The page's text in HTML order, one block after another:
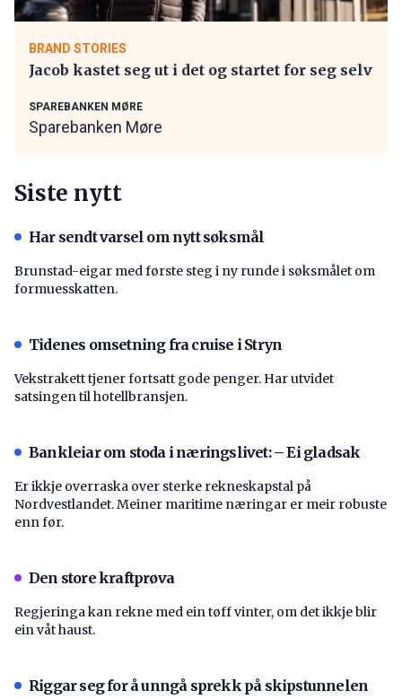
BRAND STORIES
Jacob kastet seg ut i det og startet for seg selv
SPAREBANKEN MØRE
Sparebanken Møre
Siste nytt
Har sendt varsel om nytt søksmål
Brunstad-eigar med første steg i ny runde i søksmålet om
formuesskatten.
Tidenes omsetning fra cruise i Stryn
Vekstrakett tjener fortsatt gode penger. Har utvidet
satsingen til hotellbransjen.
Bankleiar om stoda i næringslivet: – Ei gladsak
Er ikkje overraska over sterke rekneskapstal på
Nordvestlandet. Meiner maritime næringar er meir robuste
enn før.
Den store kraftprøva
Regjeringa kan rekne med ein tøff vinter, om det ikkje blir
ein våt haust.
Riggar seg for å unngå sprekk på skipstunnelen